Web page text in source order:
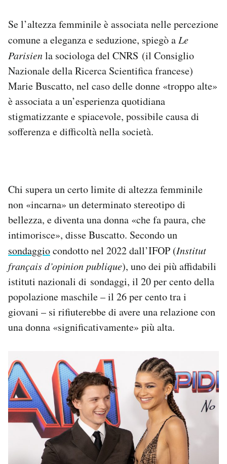
Se l’altezza femminile è associata nelle percezione
comune a eleganza e seduzione, spiegò a Le
Parisienla sociologa del CNRS (il Consiglio
Nazionale della Ricerca Scientifica francese)
Marie Buscatto, nel caso delle donne «troppo alte»
è associata a un’esperienza quotidiana
stigmatizzante e spiacevole, possibile causa di
sofferenza e difficoltà nella società.
Chi supera un certo limite di altezza femminile
non «incarna» un determinato stereotipo di
bellezza, e diventa una donna «che fa paura, che
intimorisce», disse Buscatto. Secondo un
sondaggiocondotto nel 2022 dall’IFOP (Institut
français d’opinion publique), uno dei più affidabili
istituti nazionali di sondaggi, il 20 per cento della
popolazione maschile – il 26 per cento tra i
giovani – si rifiuterebbe di avere una relazione con
una donna «significativamente» più alta.